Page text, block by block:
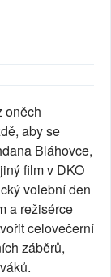
oněch
aby se
Bláhovce,
film v DKO
volební den
a režisérce
celovečerní
záběrů,